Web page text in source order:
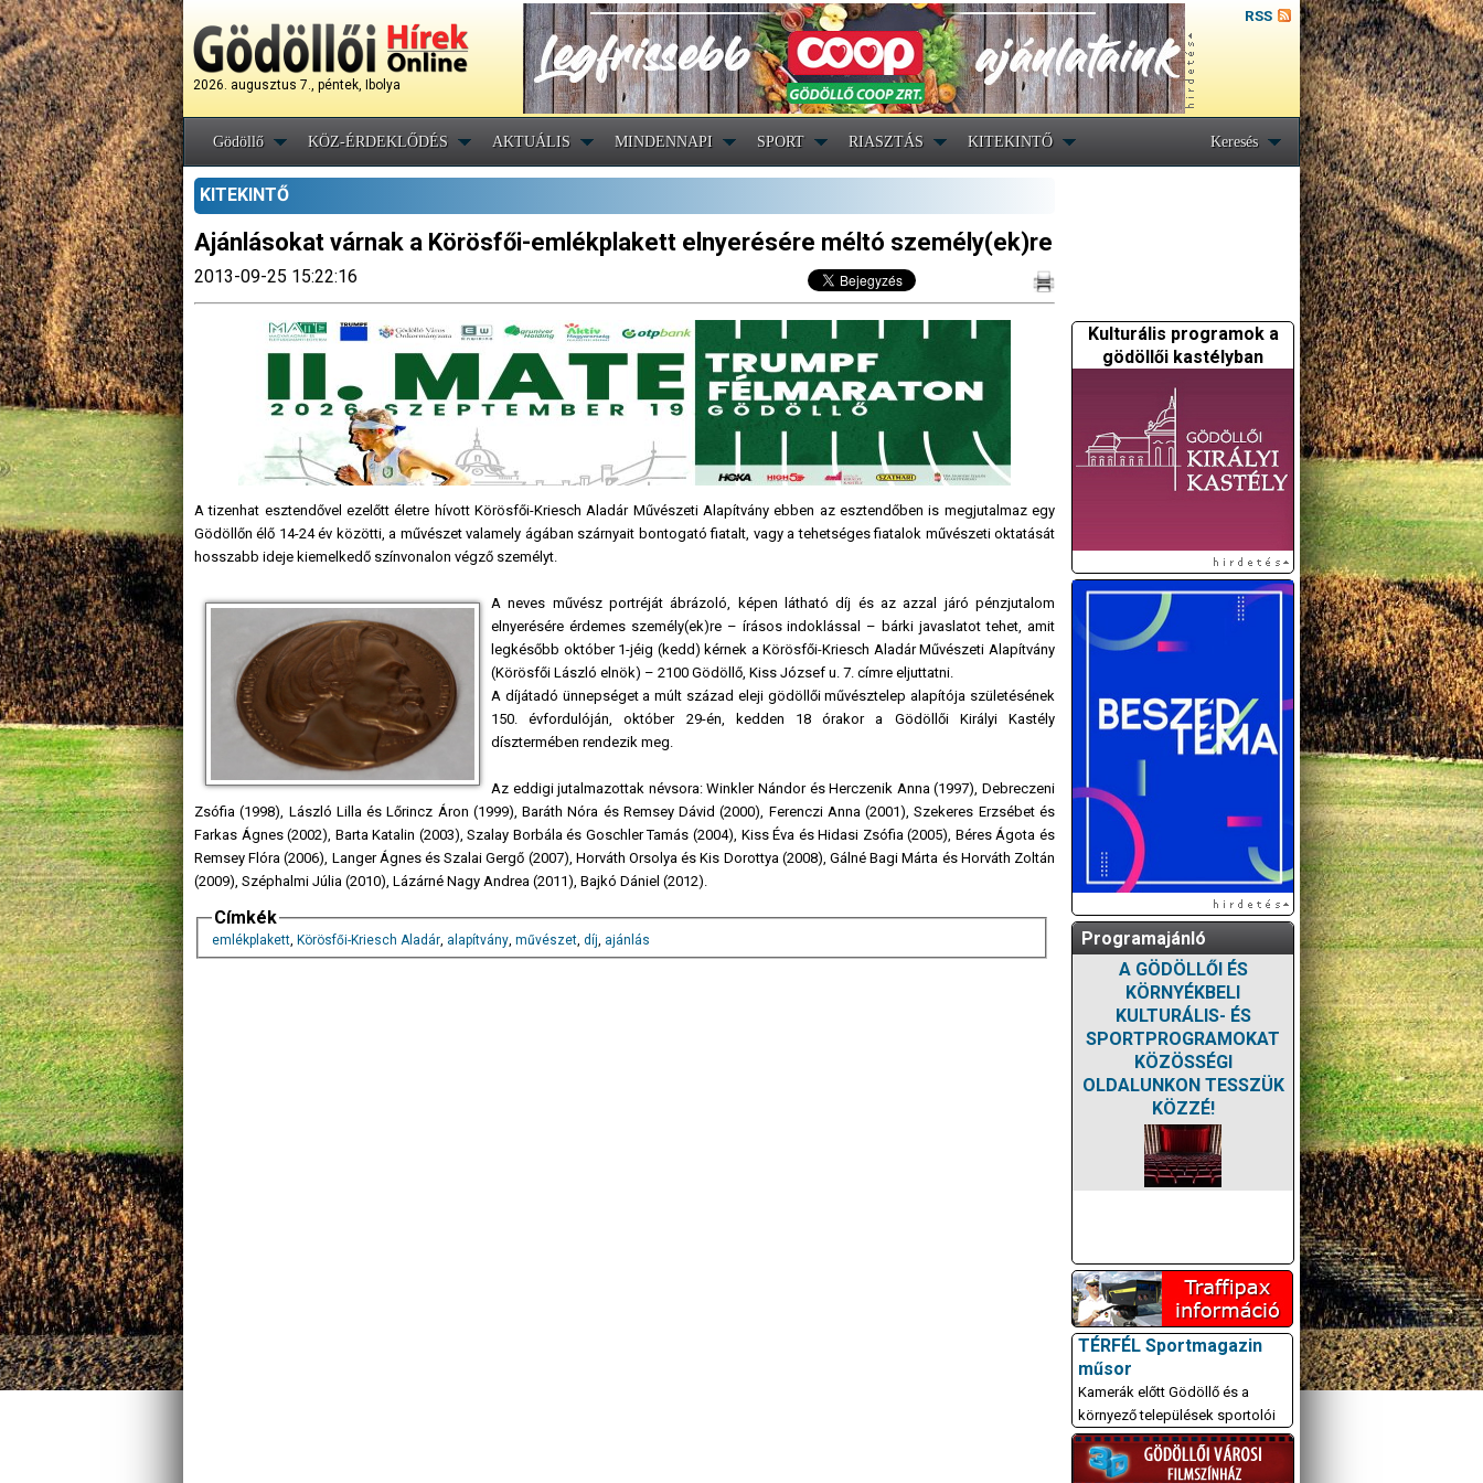
2026. augusztus 7., péntek, Ibolya
RSS
Gödöllő KÖZ-ÉRDEKLŐDÉS AKTUÁLIS MINDENNAPI SPORT RIASZTÁS KITEKINTŐ Keresés
KITEKINTŐ
Ajánlásokat várnak a Körösfői-emlékplakett elnyerésére méltó személy(ek)re
2013-09-25 15:22:16
A tizenhat esztendővel ezelőtt életre hívott Körösfői-Kriesch Aladár Művészeti Alapítvány ebben az esztendőben is megjutalmaz egy
Gödöllőn élő 14-24 év közötti, a művészet valamely ágában szárnyait bontogató fiatalt, vagy a tehetséges fiatalok művészeti oktatását
hosszabb ideje kiemelkedő színvonalon végző személyt.
A neves művész portréját ábrázoló, képen látható díj és az azzal járó pénzjutalom
elnyerésére érdemes személy(ek)re – írásos indoklással – bárki javaslatot tehet, amit
legkésőbb október 1-jéig (kedd) kérnek a Körösfői-Kriesch Aladár Művészeti Alapítvány
(Körösfői László elnök) – 2100 Gödöllő, Kiss József u. 7. címre eljuttatni.
A díjátadó ünnepséget a múlt század eleji gödöllői művésztelep alapítója születésének
150. évfordulóján, október 29-én, kedden 18 órakor a Gödöllői Királyi Kastély
dísztermében rendezik meg.
Az eddigi jutalmazottak névsora: Winkler Nándor és Herczenik Anna (1997), Debreczeni
Zsófia (1998), László Lilla és Lőrincz Áron (1999), Baráth Nóra és Remsey Dávid (2000), Ferenczi Anna (2001), Szekeres Erzsébet és
Farkas Ágnes (2002), Barta Katalin (2003), Szalay Borbála és Goschler Tamás (2004), Kiss Éva és Hidasi Zsófia (2005), Béres Ágota és
Remsey Flóra (2006), Langer Ágnes és Szalai Gergő (2007), Horváth Orsolya és Kis Dorottya (2008), Gálné Bagi Márta és Horváth Zoltán
(2009), Széphalmi Júlia (2010), Lázárné Nagy Andrea (2011), Bajkó Dániel (2012).
Címkék
emlékplakett, Körösfői-Kriesch Aladár, alapítvány, művészet, díj, ajánlás
Kulturális programok a
gödöllői kastélyban
Programajánló
A GÖDÖLLŐI ÉS
KÖRNYÉKBELI
KULTURÁLIS- ÉS
SPORTPROGRAMOKAT
KÖZÖSSÉGI
OLDALUNKON TESSZÜK
KÖZZÉ!
TÉRFÉL Sportmagazin
műsor
Kamerák előtt Gödöllő és a
környező települések sportolói